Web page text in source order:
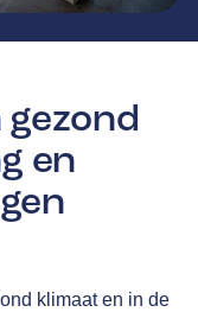
en
klimaat en in de